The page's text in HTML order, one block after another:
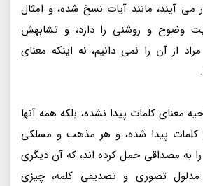
می آیند، مانند آیات نسخ شده، و امثال
وضوح و روشنی را دارد، و تشابهش
از آن را نمی دانیم، نه اینکه معنای
معنای کلمات پیدا نشده، بلکه همه آنها
کلمات پیدا شده، و هر مذهب و مسلکی
به مصداقی حمل کرده اند، که آن دیگری
مدلول تصوری و تصدیقی کلمه، چیزی